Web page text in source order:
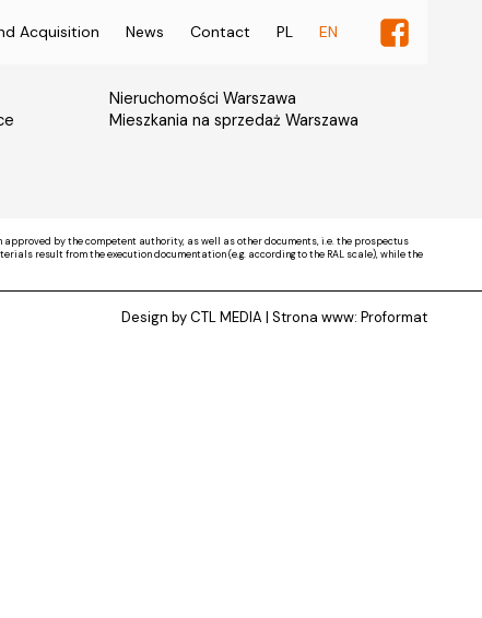
Acquisition News Contact PL EN
Nieruchomości Warszawa
Mieszkania na sprzedaż Warszawa
by the competent authority, as well as other documents, i.e. the prospectus
result from the execution documentation (e.g. according to the RAL scale), while the
Design by CTL MEDIA | Strona www: Proformat